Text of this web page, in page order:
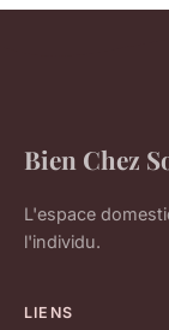
Bien Chez
L'espace
l'individu.
LIENS